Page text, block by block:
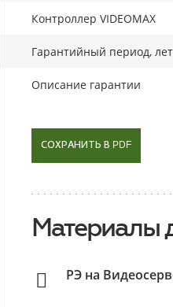
Контроллер VIDEOMAX
Гарантийный период, лет
Описание гарантии
СОХРАНИТЬ В PDF
Материалы
РЭ на